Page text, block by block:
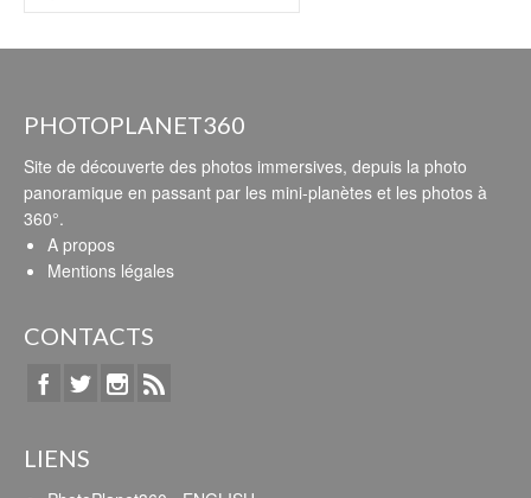
PHOTOPLANET360
Site de découverte des photos immersives, depuis la photo
panoramique en passant par les mini-planètes et les photos à
360°.
A propos
Mentions légales
CONTACTS
LIENS